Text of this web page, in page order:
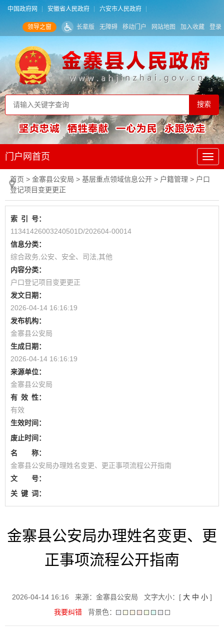
中国政府网 安徽省人民政府 六安市人民政府
领导之窗 长辈版 无障碍 移动门户 网站地图 加入收藏 登录
门户网首页
首页 > 金寨县公安局 > 基层重点领域信息公开 > 户籍管理 > 户口
登记项目变更更正
索 引
号：
11341426003240501D/202604-00014
信息分类：
综合政务,公安、安全、司法,其他
内容分类：
户口登记项目变更更正
发文日期：
2026-04-14 16:16:19
发布机构：
金寨县公安局
生成日期：
2026-04-14 16:16:19
来源单位：
金寨县公安局
有 效 性：
有效
生效时间：
废止时间：
名 称：
金寨县公安局办理姓名变更、更正事项流程公开指南
文 号：
关 键 词：
金寨县公安局办理姓名变更、更
正事项流程公开指南
2026-04-14 16:16 来源：金寨县公安局 文字大小：[大 中 小 ]
我要纠错
背景色：